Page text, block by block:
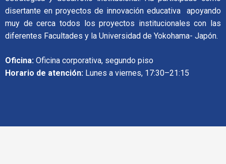
disertante en proyectos de innovación educativa apoyando
muy de cerca todos los proyectos institucionales con las
diferentes Facultades y la Universidad de Yokohama- Japón.
Oficina: Oficina corporativa, segundo piso
Horario de atención: Lunes a viernes, 17:30–21:15